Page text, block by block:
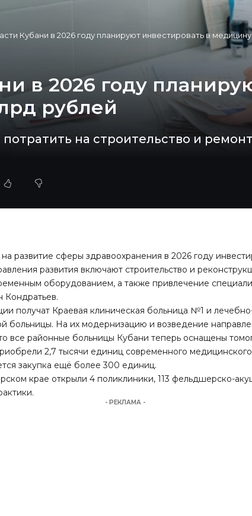
Кубани в 2026 году планируют инвестировать в
в 2026 году
рублей
на строительство и
развитие сферы здравоохранения в 2026 году
развития включают строительство и
оборудованием, а также привлечение
Кондратьев.
получат Краевая клиническая больница №1 и
больницы. На их модернизацию и возведение
все районные больницы Кубани теперь оснащены
2,7 тысячи единиц современного
закупка ещё более 300 единиц.
крае открыли 4 поликлиники, 113 фельдшерско-
- РЕКЛАМА -